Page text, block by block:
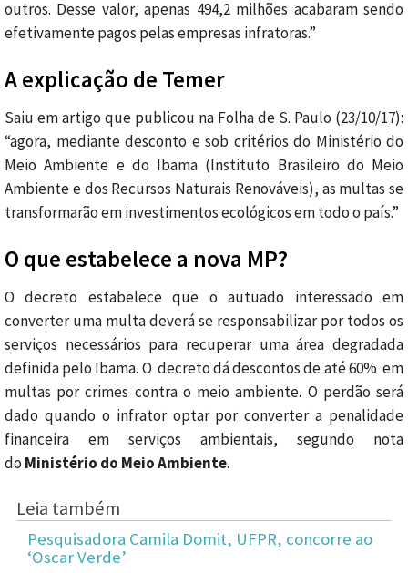
outros. Desse valor, apenas 494,2 milhões acabaram sendo
efetivamente pagos pelas empresas infratoras.”
A explicação de Temer
Saiu em artigo que publicou na Folha de S. Paulo (23/10/17):
“agora, mediante desconto e sob critérios do Ministério do
Meio Ambiente e do Ibama (Instituto Brasileiro do Meio
Ambiente e dos Recursos Naturais Renováveis), as multas se
transformarão em investimentos ecológicos em todo o país.”
O que estabelece a nova MP?
O decreto estabelece que o autuado interessado em
converter uma multa deverá se responsabilizar por todos os
serviços necessários para recuperar uma área degradada
definida pelo Ibama. O decreto dá descontos de até 60% em
multas por crimes contra o meio ambiente. O perdão será
dado quando o infrator optar por converter a penalidade
financeira em serviços ambientais, segundo nota
do Ministério do Meio Ambiente.
Leia também
Pesquisadora Camila Domit, UFPR, concorre ao
‘Oscar Verde’